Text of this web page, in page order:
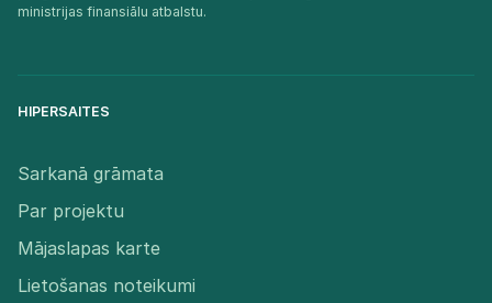
ministrijas finansiālu atbalstu.​
HIPERSAITES
Sarkanā grāmata
Par projektu
Mājaslapas karte
Lietošanas noteikumi